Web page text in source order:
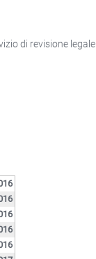
di revisione legale